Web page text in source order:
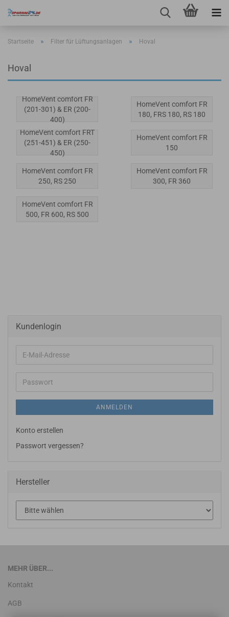
Startseite » Filter für Lüftungsanlagen » Hoval
Hoval
HomeVent comfort FR
(201-301) & ER (200-
400)
HomeVent comfort FR
180, FRS 180, RS 180
HomeVent comfort FRT
(251-451) & ER (250-
450)
HomeVent comfort FR
150
HomeVent comfort FR
250, RS 250
HomeVent comfort FR
300, FR 360
HomeVent comfort FR
500, FR 600, RS 500
Kundenlogin
E-
Mail-
Adresse
Passwort
ANMELDEN
Konto erstellen
Passwort vergessen?
Hersteller
MEHR ÜBER...
Kontakt
AGB